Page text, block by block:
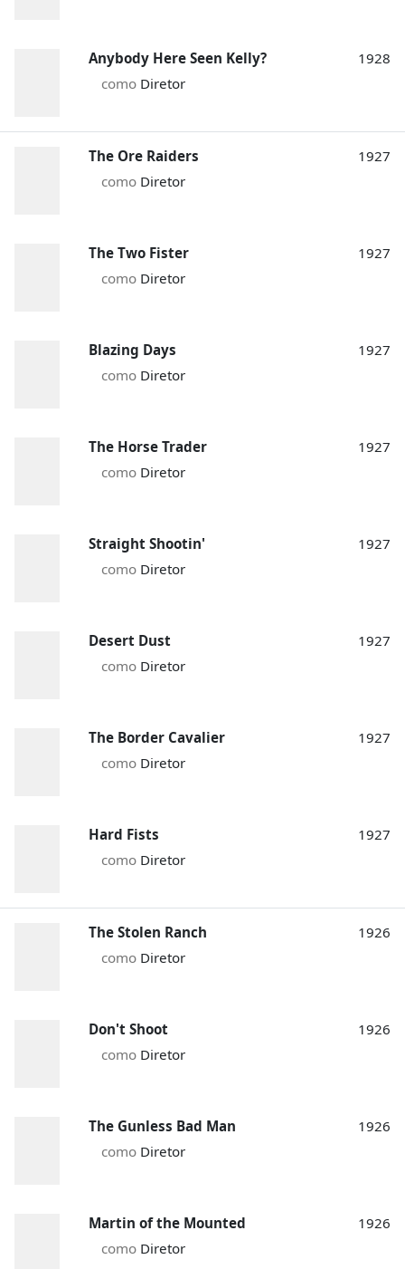
Anybody Here Seen Kelly?
como Diretor
1928
The Ore Raiders
como Diretor
1927
The Two Fister
como Diretor
1927
Blazing Days
como Diretor
1927
The Horse Trader
como Diretor
1927
Straight Shootin'
como Diretor
1927
Desert Dust
como Diretor
1927
The Border Cavalier
como Diretor
1927
Hard Fists
como Diretor
1927
The Stolen Ranch
como Diretor
1926
Don't Shoot
como Diretor
1926
The Gunless Bad Man
como Diretor
1926
Martin of the Mounted
como Diretor
1926